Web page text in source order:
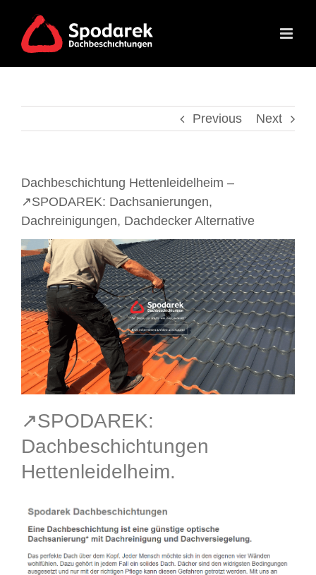
content
Previous Next
Dachbeschichtung Hettenleidelheim –
↗️SPODAREK: Dachsanierungen,
Dachreinigungen, Dachdecker Alternative
↗️SPODAREK:
Dachbeschichtungen
Hettenleidelheim.